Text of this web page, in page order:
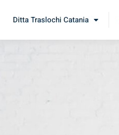
Ditta Traslochi Catania